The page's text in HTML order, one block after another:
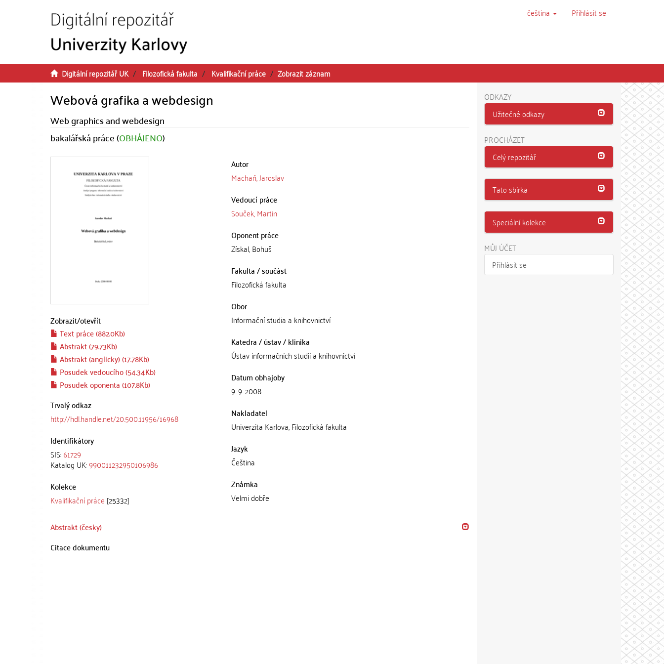
čeština Přihlásit se
Digitální repozitář UK Filozofická fakulta Kvalifikační práce Zobrazit záznam
Webová grafika a webdesign
Web graphics and webdesign
bakalářská práce (OBHÁJENO)
Zobrazit/otevřít
Text práce (882.0Kb)
Abstrakt (79.73Kb)
Abstrakt (anglicky) (17.78Kb)
Posudek vedoucího (54.34Kb)
Posudek oponenta (107.8Kb)
Trvalý odkaz
http://hdl.handle.net/20.500.11956/16968
Identifikátory
SIS:61729
Katalog UK:990011232950106986
Kolekce
Kvalifikační práce [25332]
Autor
Machaň, Jaroslav
Vedoucí práce
Souček, Martin
Oponent práce
Získal, Bohuš
Fakulta / součást
Filozofická fakulta
Obor
Informační studia a knihovnictví
Katedra / ústav / klinika
Ústav informačních studií a knihovnictví
Datum obhajoby
9. 9. 2008
Nakladatel
Univerzita Karlova, Filozofická fakulta
Jazyk
Čeština
Známka
Velmi dobře
Abstrakt (česky)
Citace dokumentu
ODKAZY
Užitečné odkazy
PROCHÁZET
Celý repozitář
Tato sbírka
Speciální kolekce
MŮJ ÚČET
Přihlásit se